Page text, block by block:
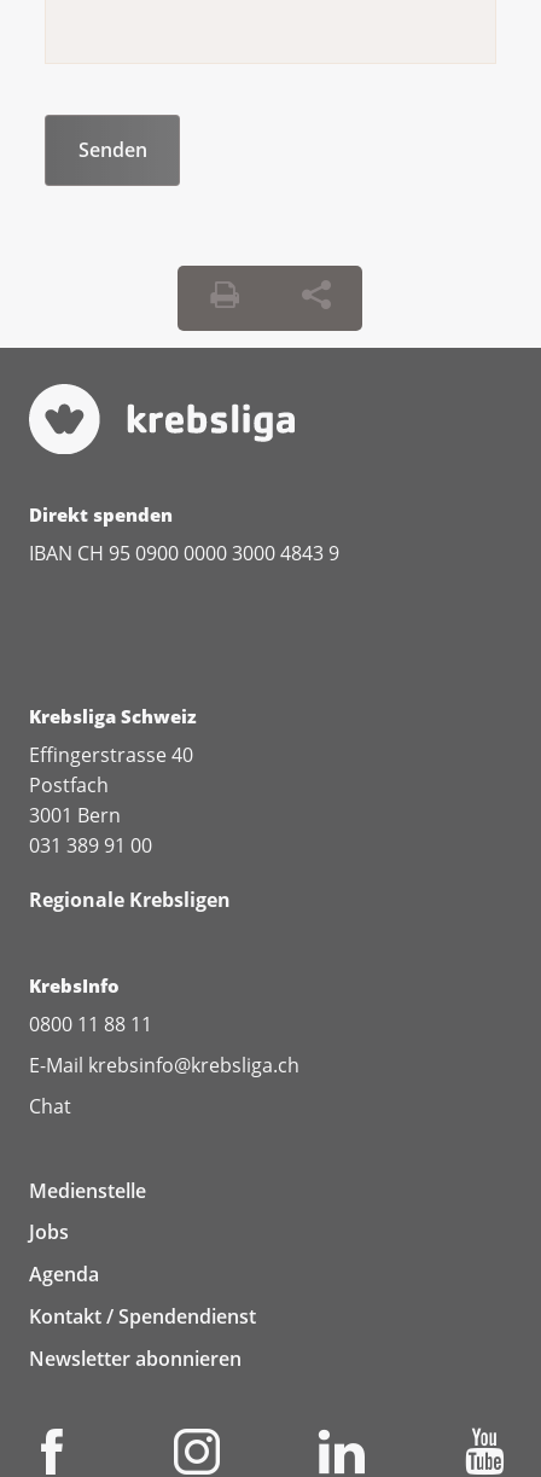
Direkt spenden
IBAN CH 95 0900 0000 3000 4843 9
Krebsliga Schweiz
Effingerstrasse 40
Postfach
3001 Bern
031 389 91 00
Regionale Krebsligen
KrebsInfo
0800 11 88 11
E-Mail krebsinfo@krebsliga.ch
Chat
Medienstelle
Jobs
Agenda
Kontakt / Spendendienst
Newsletter abonnieren